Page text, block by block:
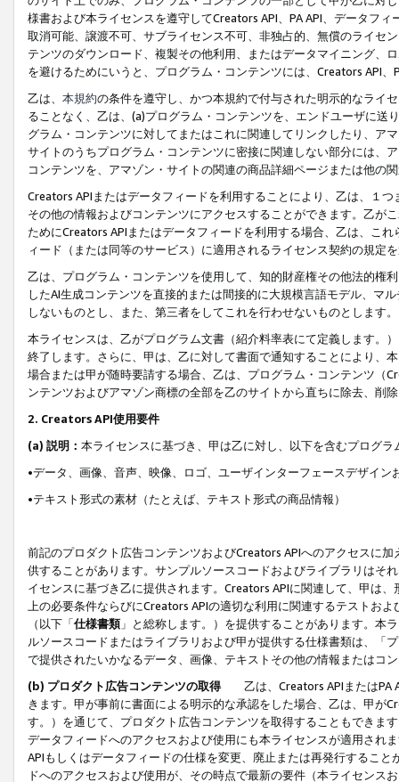
様書および本ライセンスを遵守してCreators API、PA API、データフ
取消可能、譲渡不可、サブライセンス不可、非独占的、無償のライセ
テンツのダウンロード、複製その他利用、またはデータマイニング、
を避けるためにいうと、プログラム・コンテンツには、Creators API
乙は、 本規約の条件を遵守し、かつ本規約で付与された明示的なライ
ることなく、乙は、(a)プログラム・コンテンツを、エンドユーザに
グラム・コンテンツに対してまたはこれに関連してリンクしたり、ア
サイトのうちプログラム・コンテンツに密接に関連しない部分には、
コンテンツを、アマゾン・サイトの関連の商品詳細ページまたは他の
Creators APIまたはデータフィードを利用することにより、乙は、１
その他の情報およびコンテンツにアクセスすることができます。乙が
ためにCreators APIまたはデータフィードを利用する場合、乙は、こ
ィード（または同等のサービス）に適用されるライセンス契約の規定
乙は、プログラム・コンテンツを使用して、知的財産権その他法的権
したAI生成コンテンツを直接的または間接的に大規模言語モデル、マ
しないものとし、また、第三者をしてこれを行わせないものとします。
本ライセンスは、乙がプログラム文書（紹介料率表にて定義します。
終了します。さらに、甲は、乙に対して書面で通知することにより、
場合または甲が随時要請する場合、乙は、プログラム・コンテンツ（
ンテンツおよびアマゾン商標の全部を乙のサイトから直ちに除去、削
2. Creators API使用要件
(a) 説明： 本ライセンスに基づき、甲は乙に対し、以下を含むプログ
•データ、画像、音声、映像、ロゴ、ユーザインターフェースデザイ
•テキスト形式の素材（たとえば、テキスト形式の商品情報）
前記のプロダクト広告コンテンツおよびCreators APIへのアクセスに
供することがあります。サンプルソースコードおよびライブラリはそ
イセンスに基づき乙に提供されます。Creators APIに関連して、甲は
上の必要条件ならびにCreators APIの適切な利用に関連するテストお
（以下「仕様書類」と総称します。）を提供することがあります。本
ルソースコードまたはライブラリおよび甲が提供する仕様書類は、「
で提供されたいかなるデータ、画像、テキストその他の情報またはコ
(b) プロダクト広告コンテンツの取得
乙は、Creators APIまたはPA
きます。甲が事前に書面による明示的な承認をした場合、乙は、甲が
す。）を通じて、プロダクト広告コンテンツを取得することもできま
データフィードへのアクセスおよび使用にも本ライセンスが適用され
APIもしくはデータフィードの仕様を変更、廃止または再発行するこ
ドへのアクセスおよび使用が、その時点で最新の要件（本ライセン